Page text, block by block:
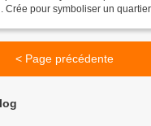
Crée pour symboliser un quartier
< Page précédente